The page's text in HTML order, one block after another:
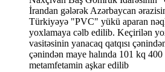
İrandan gələrək Azərbaycan
Türkiyəyə "PVC" yükü aparan
yoxlamaya cəlb edilib. Keçirilən
vasitəsinin yanacaq qatqısı
çənindən maye halında 101 kq
metamfetamin aşkar edilib